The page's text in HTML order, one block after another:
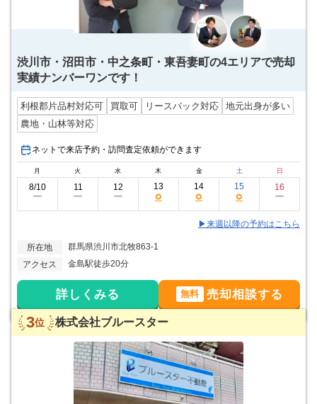
渋川市・沼田市・中之条町・東吾妻町の4エリアで売却
実績ナンバーワンです！
利根郡片品村対応可 買取可 リースバック対応
地元出身が多い
農地・山林等対応
ネットで来店予約・訪問査定依頼ができます
月 火 水 木 金 土 日
8/10
ー
11
ー
12
ー
13
○
14
○
15
○
16
ー
▶来週以降の予約はこちら
所在地
群馬県渋川市北牧863-1
アクセス
金島駅徒歩20分
詳しくみる 無料 売却相談する
3位 株式会社ブルースター